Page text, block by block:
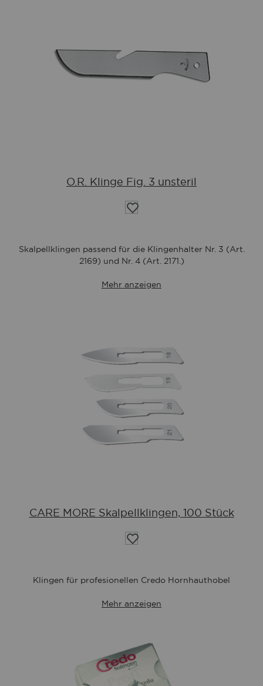
O.R. Klinge Fig. 3 unsteril
Auf
die
Skalpellklingen passend für die Klingenhalter Nr. 3 (Art.
2169) und Nr. 4 (Art. 2171.)
Mehr anzeigen
CARE MORE Skalpellklingen, 100 Stück
Auf
die
Klingen für profesionellen Credo Hornhauthobel
Mehr anzeigen